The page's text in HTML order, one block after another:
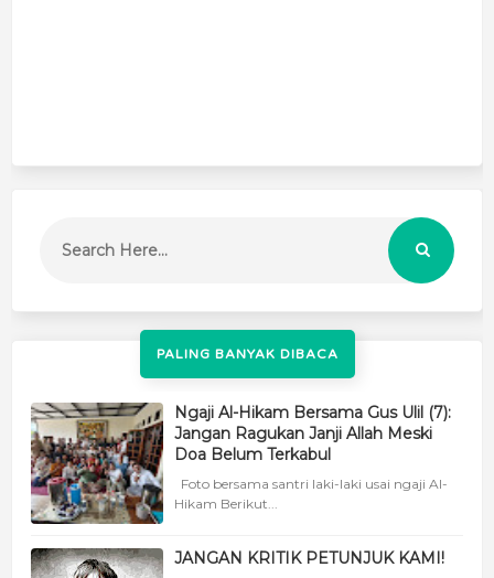
PALING BANYAK DIBACA
Ngaji Al-Hikam Bersama Gus Ulil (7):
Jangan Ragukan Janji Allah Meski
Doa Belum Terkabul
Foto bersama santri laki-laki usai ngaji Al-
Hikam Berikut...
JANGAN KRITIK PETUNJUK KAMI!